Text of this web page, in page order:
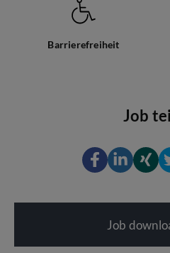
Barrierefreiheit
Job
Job